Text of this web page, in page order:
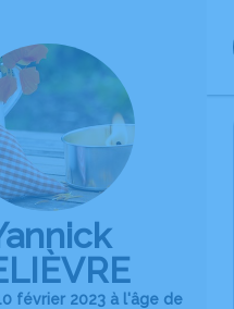
février 2023 à l'âge de